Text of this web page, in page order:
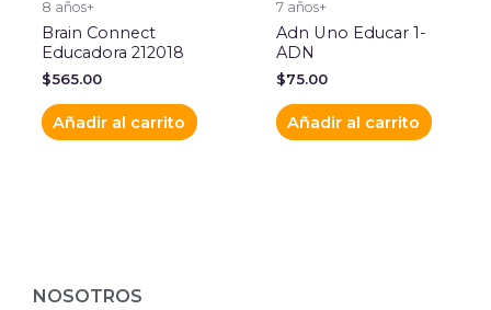
8 años+
Brain Connect
Educadora 212018
$565.00
Añadir al carrito
7 años+
Adn Uno Educar 1-
ADN
$75.00
Añadir al carrito
NOSOTROS